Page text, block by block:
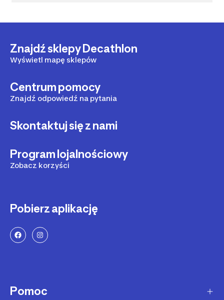
Znajdź sklepy Decathlon
Wyświetl mapę sklepów
Centrum pomocy
Znajdź odpowiedź na pytania
Skontaktuj się z nami
Program lojalnościowy
Zobacz korzyści
Pobierz aplikację
Pomoc